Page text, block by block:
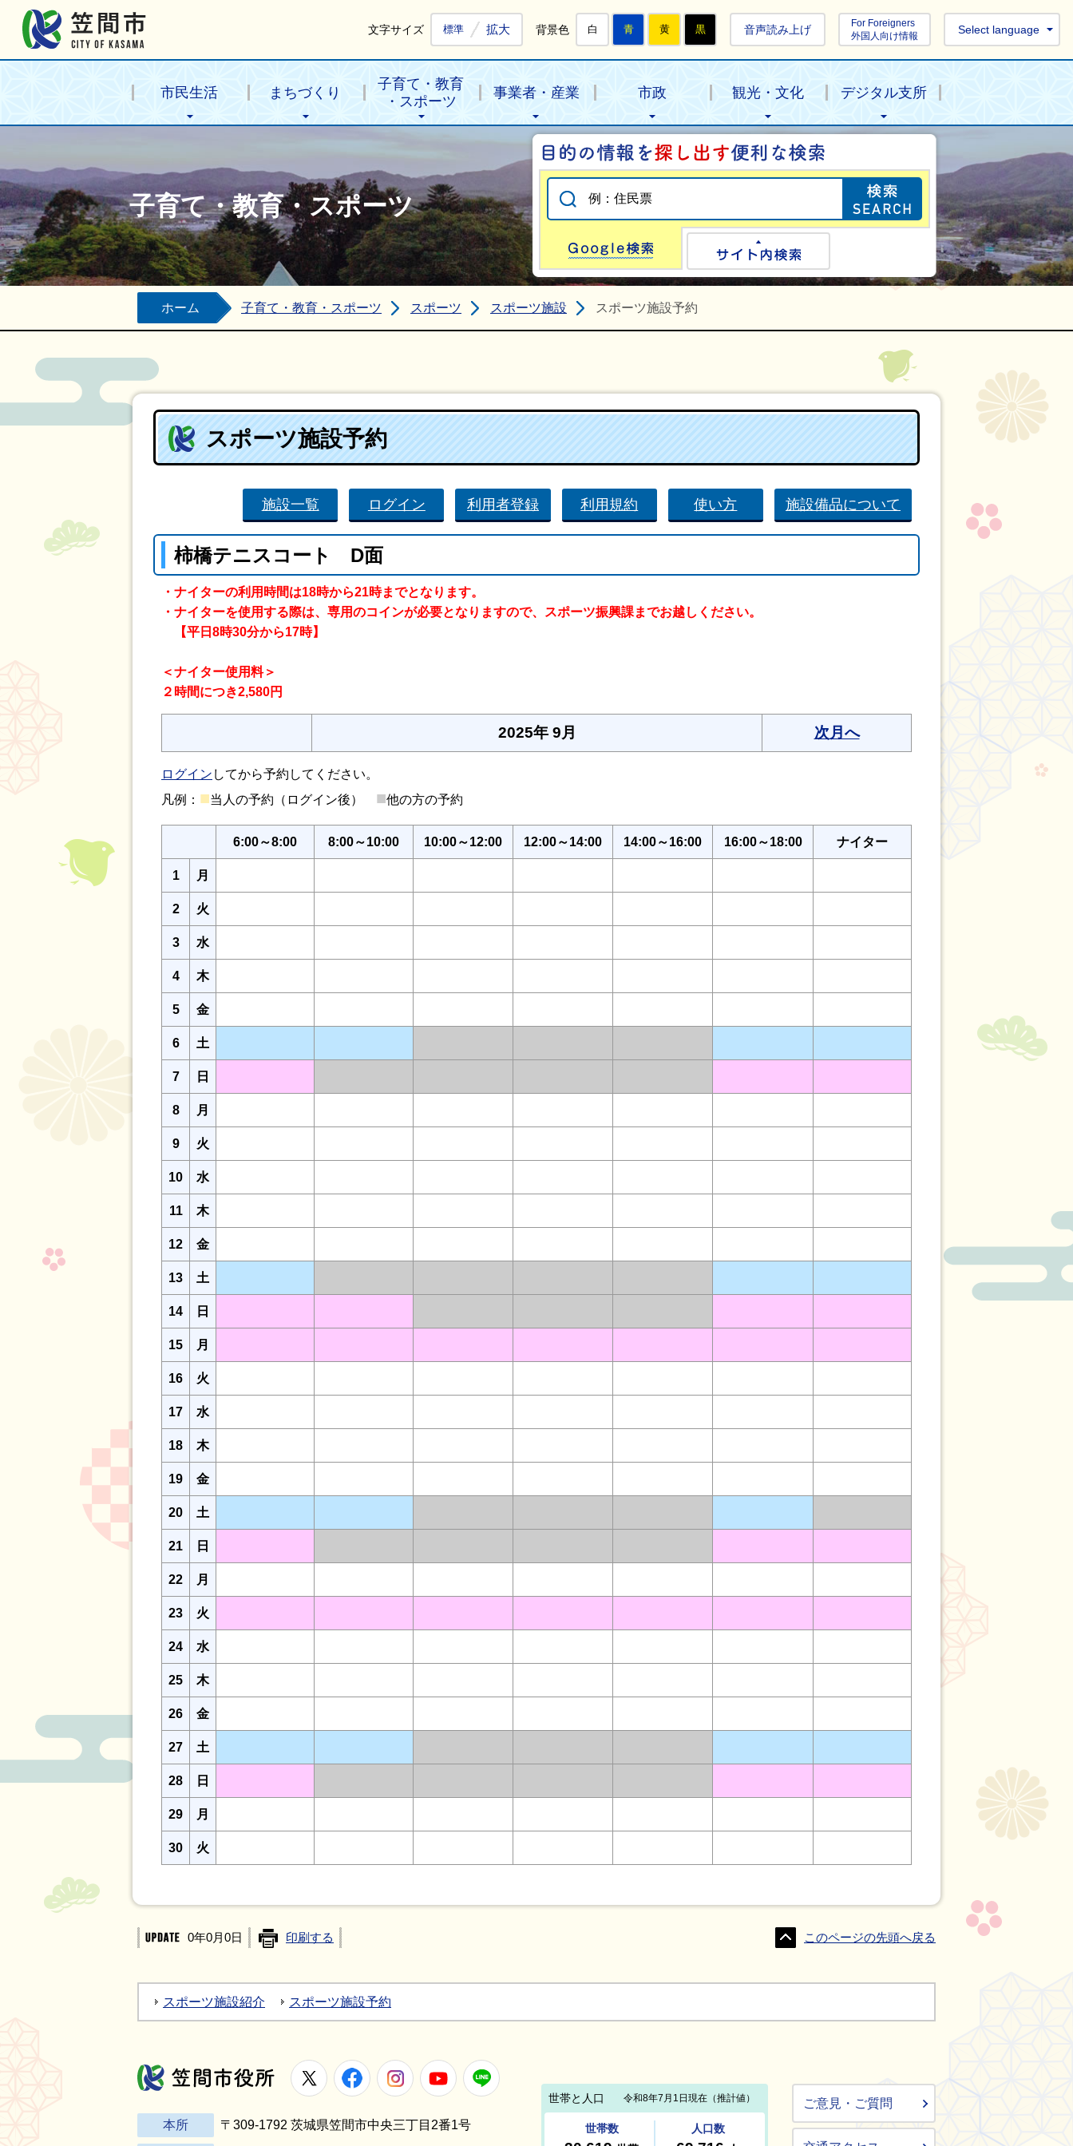
文字サイズ 標準 拡大 背景色 白 青 黄 黒 音声読み上げ
For Foreigners
外国人向け情報
Select language
市民生活 まちづくり
子育て・教育
・スポーツ
事業者・産業 市政 観光・文化 デジタル支所
子育て・教育・スポーツ
目的の情報を探
Google検索
ホーム 子育て・教育・スポーツ スポーツ スポーツ施設 スポーツ施設予約
スポーツ施設予約
施設一覧 ログイン 利用者登録 利用規約 使い方 施設備品について
柿橋テニスコート D面
・ナイターの利用時間は18時から21時までとなります。
・ナイターを使用する際は、専用のコインが必要となりますので、スポーツ振興課までお越しください。
【平日8時30分から17時】
＜ナイター使用料＞
２時間につき2,580円
2025年 9月 次月へ
ログイン してから予約してください。
凡例： ■当人の予約（ログイン後） ■他の方の予約
6:00～8:00 8:00～10:00 10:00～12:00 12:00～14:00 14:00～16:00 16:00～18:00 ナイター
1 月
2 火
3 水
4 木
5 金
6 土
7 日
8 月
9 火
10 水
11 木
12 金
13 土
14 日
15 月
16 火
17 水
18 木
19 金
20 土
21 日
22 月
23 火
24 水
25 木
26 金
27 土
28 日
29 月
30 火
0年0月0日 印刷する このページの先頭へ戻る
スポーツ施設紹介 スポーツ施設予約
笠間市役所
X FacebookInstagramYoutube
本所 〒309-1792 茨城県笠間市中央三丁目2番1号
ご意見・ご質問